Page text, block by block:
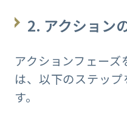
2. アクション
アクションフェー
は、以下のステッ
す。